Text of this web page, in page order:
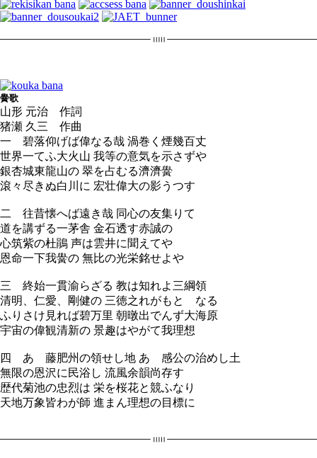
黌歌
山形 元治 作詞
猪瀬 久三 作曲
一 碧落仰げば偉なる哉 渦巻く煙幾百丈
世界一てふ大火山 我等の意気を示さずや
銀杏城東龍山の 翠を占むる濟濟黌
滾々尽きぬ白川に 宏壮偉大の影うつす
二 往昔懐へば遠き哉 同心の友集りて
道を講ずる一茅舎 金石透す赤誠の
心筑紫の杜鵑 声は雲井に聞えてや
恩命一下我黌の 無比の光栄銘せよや
三 終始一貫渝らざる 教は知れよ三綱領
清明、仁愛、剛健の 三徳之れがもとゝなる
ふりさけ見れば碧万里 朝暾出でんず大海原
宇宙の偉観清新の 景趣はやがて我理想
四 あゝ藤肥州の領せし地 あゝ感公の治めし土
無限の恩沢に民浴し 流風余韻尚存す
歴代菊池の忠烈は 栄を桜花と競ふなり
天地万象皆わが師 進まん理想の目標に